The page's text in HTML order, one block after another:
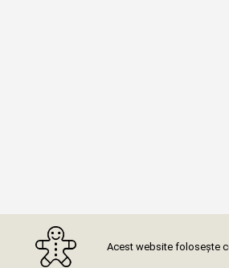
Acest website folosește